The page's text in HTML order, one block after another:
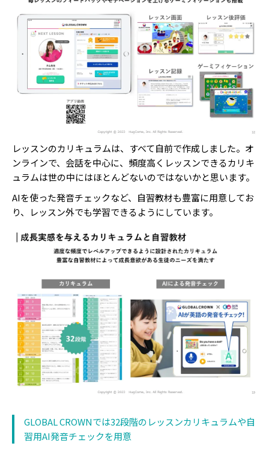
レッスンのカリキュラムは、すべて自前で作成しました。オ
ンラインで、会話を中心に、頻度高くレッスンできるカリキ
ュラムは世の中にはほとんどないのではないかと思います。
AIを使った発音チェックなど、自習教材も豊富に用意してお
り、レッスン外でも学習できるようにしています。
GLOBAL CROWNでは32段階のレッスンカリキュラムや自
習用AI発音チェックを用意